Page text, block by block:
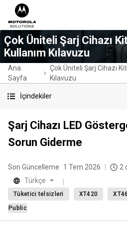
Çok Üniteli Şarj Cihazı
Kullanım Kılavuzu
Ana
Sayfa
Çok Üniteli Şarj Cihazı
Kılavuzu
İçindekiler
Şarj Cihazı LED
Sorun Giderme
Son Güncelleme 1 Tem 2026
2
Türkçe
Tüketici telsizleri XT420
Public